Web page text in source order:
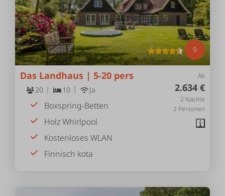
9
Ab
2.634 €
2 Nächte
2 Personen
Das Landhaus | 5-20 pers
20 10 Ja
Boxspring-Betten
Holz Whirlpool
Kostenloses WLAN
Finnisch kota